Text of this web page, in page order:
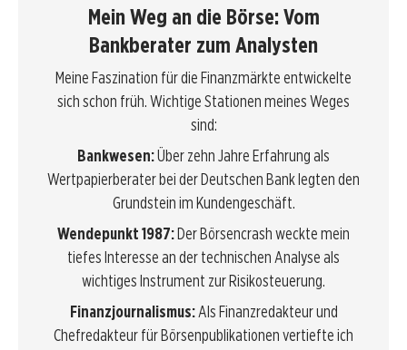
Mein Weg an die Börse: Vom
Bankberater zum Analysten
Meine Faszination für die Finanzmärkte entwickelte
sich schon früh. Wichtige Stationen meines Weges
sind:
Bankwesen:Über zehn Jahre Erfahrung als
Wertpapierberater bei der Deutschen Bank legten den
Grundstein im Kundengeschäft.
Wendepunkt 1987:Der Börsencrash weckte mein
tiefes Interesse an der technischen Analyse als
wichtiges Instrument zur Risikosteuerung.
Finanzjournalismus:Als Finanzredakteur und
Chefredakteur für Börsenpublikationen vertiefte ich